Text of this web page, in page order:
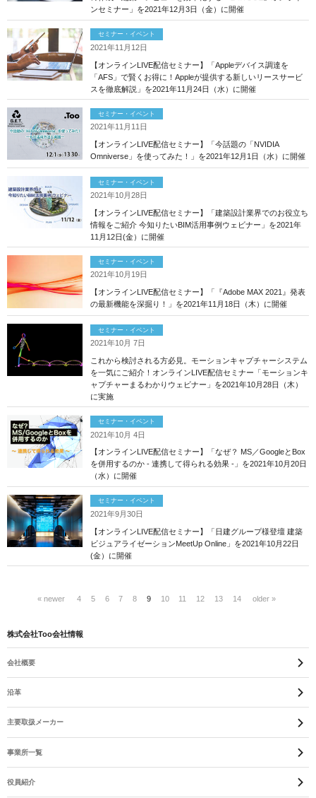
ンセミナー」を2021年12月3日（金）に開催
セミナー・イベント
2021年11月12日
【オンラインLIVE配信セミナー】「Appleデバイス調達を
「AFS」で賢くお得に！Appleが提供する新しいリースサービ
スを徹底解説」を2021年11月24日（水）に開催
セミナー・イベント
2021年11月11日
【オンラインLIVE配信セミナー】「今話題の「NVIDIA
Omniverse」を使ってみた！」を2021年12月1日（水）に開催
セミナー・イベント
2021年10月28日
【オンラインLIVE配信セミナー】「建築設計業界でのお役立ち
情報をご紹介 今知りたいBIM活用事例ウェビナー」を2021年
11月12日(金）に開催
セミナー・イベント
2021年10月19日
【オンラインLIVE配信セミナー】「『Adobe MAX 2021』発表
の最新機能を深掘り！」を2021年11月18日（木）に開催
セミナー・イベント
2021年10月 7日
これから検討される方必見。モーションキャプチャーシステム
を一気にご紹介！オンラインLIVE配信セミナー「モーションキ
ャプチャーまるわかりウェビナー」を2021年10月28日（木）
に実施
セミナー・イベント
2021年10月 4日
【オンラインLIVE配信セミナー】「なぜ？ MS／GoogleとBox
を併用するのか - 連携して得られる効果 -」を2021年10月20日
（水）に開催
セミナー・イベント
2021年9月30日
【オンラインLIVE配信セミナー】「日建グループ様登壇 建築
ビジュアライゼーションMeetUp Online」を2021年10月22日
(金）に開催
« newer 4 5 6 7 8 9 10 11 12 13 14 older »
株式会社Too会社情報
会社概要
沿革
主要取扱メーカー
事業所一覧
役員紹介